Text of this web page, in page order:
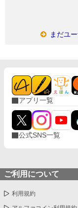
まだユ
アプリ一覧
公式SNS一覧
ご利用について
利用規約